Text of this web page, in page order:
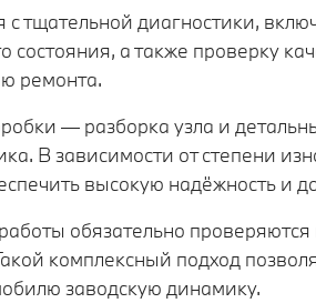
с тщательной диагностики,
состояния, а также проверку
ремонта.
— разборка узла и
В зависимости от степени
высокую надёжность и
обязательно
комплексный подход
заводскую динамику.